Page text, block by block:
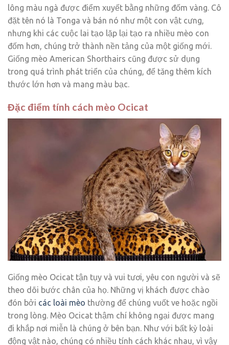
lông màu ngà được điểm xuyết bằng những đốm vàng. Cô
đặt tên nó là Tonga và bán nó như một con vật cưng,
nhưng khi các cuộc lai tạo lặp lại tạo ra nhiều mèo con
đốm hơn, chúng trở thành nền tảng của một giống mới.
Giống mèo American Shorthairs cũng được sử dụng
trong quá trình phát triển của chúng, để tăng thêm kích
thước lớn hơn và mang màu bạc.
Đặc điểm tính cách mèo Ocicat
Giống mèo Ocicat tận tụy và vui tươi, yêu con người và sẽ
theo dõi bước chân của họ. Những vị khách được chào
đón bởi các loài mèo thường để chúng vuốt ve hoặc ngồi
trong lòng. Mèo Ocicat thậm chí không ngại được mang
đi khắp nơi miễn là chúng ở bên bạn. Như với bất kỳ loài
động vật nào, chúng có nhiều tính cách khác nhau, vì vậy